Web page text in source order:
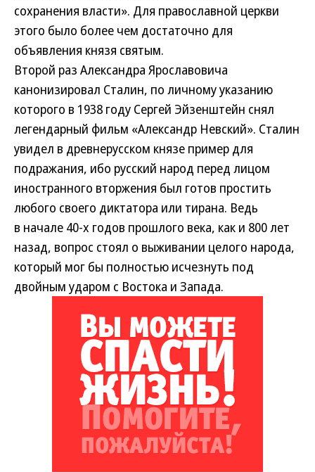
сохранения власти». Для православной церкви
этого было более чем достаточно для
объявления князя святым.
Второй раз Александра Ярославовича
канонизировал Сталин, по личному указанию
которого в 1938 году Сергей Эйзенштейн снял
легендарный фильм «Александр Невский». Сталин
увидел в древнерусском князе пример для
подражания, ибо русский народ перед лицом
иностранного вторжения был готов простить
любого своего диктатора или тирана. Ведь
в начале 40-х годов прошлого века, как и 800 лет
назад, вопрос стоял о выживании целого народа,
который мог бы полностью исчезнуть под
двойным ударом с Востока и Запада.